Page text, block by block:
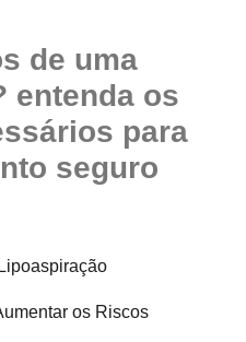
entenda os
para
seguro
os Riscos